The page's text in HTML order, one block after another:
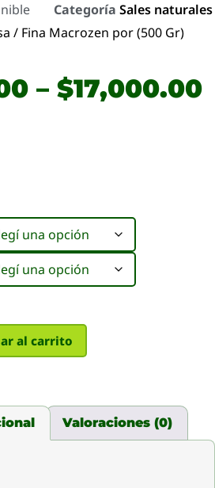
Categoría Sales naturales
/ Fina Macrozen por (500 Gr)
– $17,000.00
al carrito
Valoraciones (0)